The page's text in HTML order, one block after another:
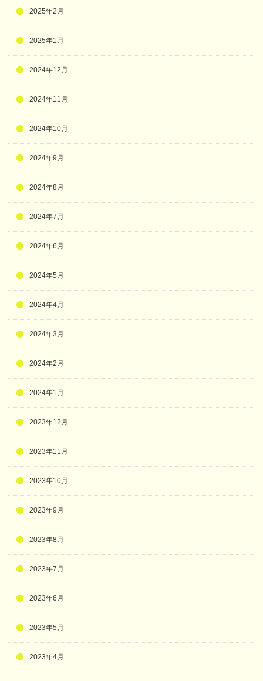
2025年2月
2025年1月
2024年12月
2024年11月
2024年10月
2024年9月
2024年8月
2024年7月
2024年6月
2024年5月
2024年4月
2024年3月
2024年2月
2024年1月
2023年12月
2023年11月
2023年10月
2023年9月
2023年8月
2023年7月
2023年6月
2023年5月
2023年4月